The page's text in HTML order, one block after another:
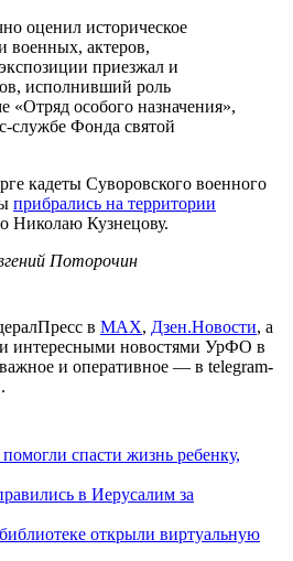
оценил историческое
военных, актеров,
приезжал и
исполнивший роль
«Отряд особого назначения»,
службе Фонда святой
кадеты Суворовского военного
прибрались на территории
Николаю Кузнецову.
Поторочин
в МАХ, Дзен.Новости, а
интересными новостями УрФО в
и оперативное — в telegram-
спасти жизнь ребенку,
в Иерусалим за
открыли виртуальную